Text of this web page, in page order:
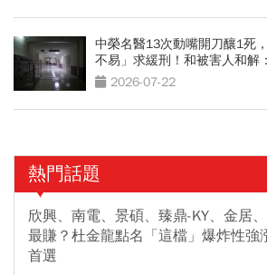
中榮名醫13次動嘴開刀釀1死
不易」求緩刑！和被害人和解
2026-07-22
熱門話題
欣興、南電、景碩、臻鼎-KY、金居
最賺？杜金龍點名「這檔」爆炸性強
首選